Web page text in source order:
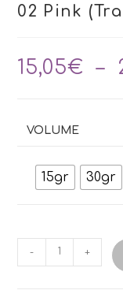
02 Pink
15,05€ –
VOLUME
15gr 30gr
quantité
- +